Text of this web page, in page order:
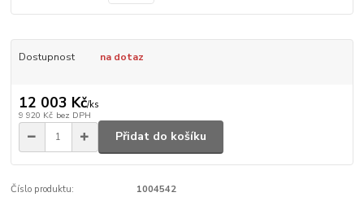
Dostupnost na dotaz
12 003 Kč/ks
9 920 Kč bez DPH
Přidat do košíku
Číslo produktu: 1004542